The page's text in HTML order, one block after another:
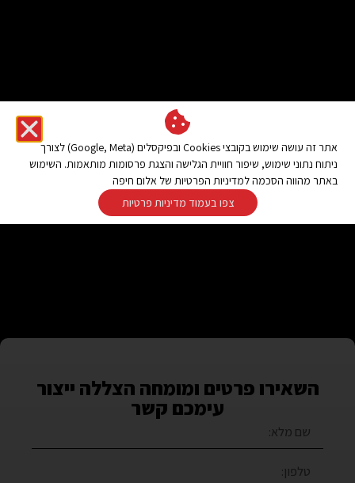
השאירו פרטים ומומחה הצללה ייצור
עימכם קשר
אתר זה עושה שימוש בקובצי Cookies ובפיקסלים (Google, Meta) לצורך
ניתוח נתוני שימוש, שיפור חוויית הגלישה והצגת פרסומות מותאמות. השימוש
באתר מהווה הסכמה למדיניות הפרטיות של אלום חיפה
צפו בעמוד מדיניות פרטיות